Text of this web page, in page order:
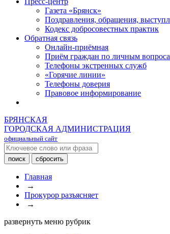
Газета «Брянск»
Поздравления, обращения,
Кодекс добросовестных практик
Обратная связь
Онлайн-приёмная
Приём граждан по личным
Телефоны экстренных служб
«Горячие линии»
Телефоны доверия
Правовое информирование
БРЯНСКАЯ
ГОРОДСКАЯ АДМИНИСТРАЦИЯ
официальный сайт
Главная
→
Прокурор разъясняет
→
развернуть меню рубрик